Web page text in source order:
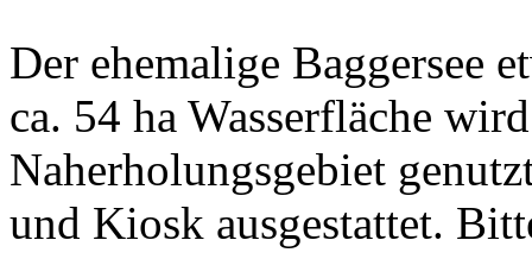
Der ehemalige Baggersee
ca. 54 ha Wasserfläche
Naherholungsgebiet
und Kiosk ausgestattet.